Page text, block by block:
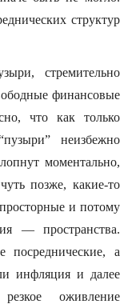
структур
стремительно
финансовые
что как только
неизбежно
моментально,
позже, какие-то
и потому
— пространства.
посреднические, а
инфляция и далее
оживление